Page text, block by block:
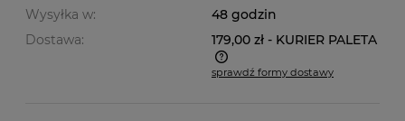
Wysyłka w:
48 godzin
Dostawa:
179,00 zł - KURIER PALETA
Cena nie zawiera ewentualnych kosztów płatności
sprawdź formy dostawy